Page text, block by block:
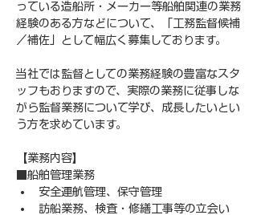
っている造船所・メーカー等船舶関連の業務
経験のある方などについて、「工務監督候補
／補佐」として幅広く募集しております。
当社では監督としての業務経験の豊富なスタ
ッフもおりますので、実際の業務に従事しな
がら監督業務について学び、成長したいとい
う方を求めています。
【業務内容】
■船舶管理業務
安全運航管理、保守管理
訪船業務、検査・修繕工事等の立会い